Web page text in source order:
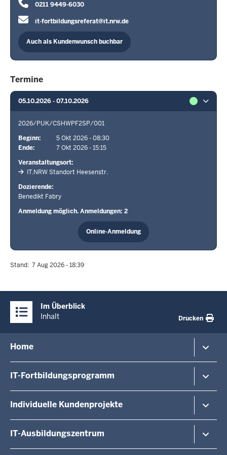
0211 9449-6030
it-fortbildungsreferat@it.nrw.de
Auch als Kundenwunsch buchbar
Termine
05.10.2026 - 07.10.2026
2026/PUK/CSHWPF2SP/001
Beginn
5 Okt 2026 - 08:30
Ende
7 Okt 2026 - 15:15
Veranstaltungsort
IT.NRW Standort Heesenstr.
Dozierende
Benedikt Fabry
Anmeldung möglich. Anmeldungen: 2
Online-Anmeldung
Stand 7 Aug 2026 - 18:39
Inhalte
Im Überblick
Inhalt
Drucken
in
der
Fußzeile
Home
Veranstaltungsorte/-formate
Dozierende
Über uns
Kontakt
IT-Fortbildungsprogramm
Last Minute
Anmeldemöglichkeiten
Zertifizierung
Individuelle Kundenprojekte
Digitale Verwaltung NRW
IT-Ausbildungszentrum